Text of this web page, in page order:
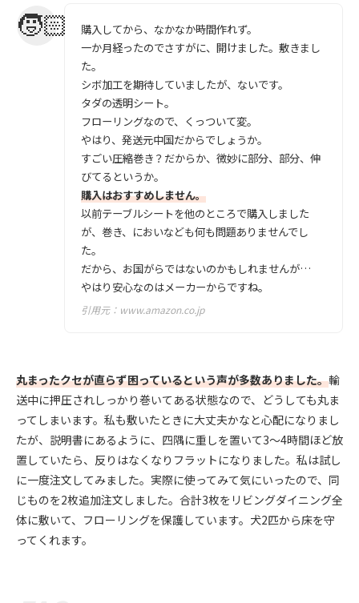
購入してから、なかなか時間作れず。
一か月経ったのでさすがに、開けました。敷きまし
た。
シボ加工を期待していましたが、ないです。
タダの透明シート。
フローリングなので、くっついて変。
やはり、発送元中国だからでしょうか。
すごい圧縮巻き？だからか、微妙に部分、部分、伸
びてるというか。
購入はおすすめしません。
以前テーブルシートを他のところで購入しました
が、巻き、においなども何も問題ありませんでし
た。
だから、お国がらではないのかもしれませんが…
やはり安心なのはメーカーからですね。
引用元： www.amazon.co.jp
丸まったクセが直らず困っているという声が多数ありました。輸
送中に押圧されしっかり巻いてある状態なので、どうしても丸ま
ってしまいます。私も敷いたときに大丈夫かなと心配になりまし
たが、説明書にあるように、四隅に重しを置いて3～4時間ほど放
置していたら、反りはなくなりフラットになりました。私は試し
に一度注文してみました。実際に使ってみて気にいったので、同
じものを2枚追加注文しました。合計3枚をリビングダイニング全
体に敷いて、フローリングを保護しています。犬2匹から床を守
ってくれます。